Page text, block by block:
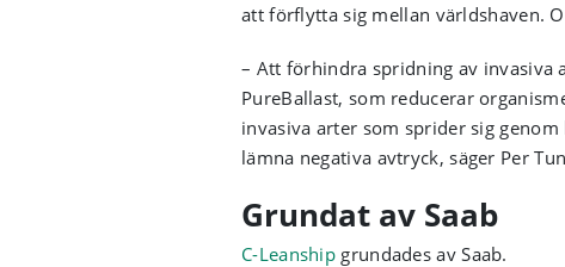
att förflytta sig mellan världshaven.
– Att förhindra spridning av invasiva
PureBallast, som reducerar
invasiva arter som sprider sig
lämna negativa avtryck, säger Per
Grundat av Saab
C-Leanship grundades av Saab.